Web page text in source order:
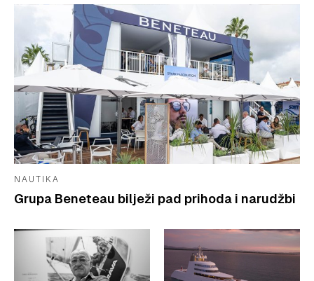
NAUTIKA
Grupa Beneteau bilježi pad prihoda i narudžbi